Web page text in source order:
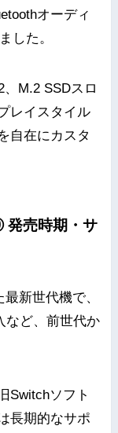
オーディ
した。
M.2 SSDスロ
レイスタイル
自在にカスタ
売時期・サ
新世代機で、
など、前世代か
Switchソフト
長期的なサポ